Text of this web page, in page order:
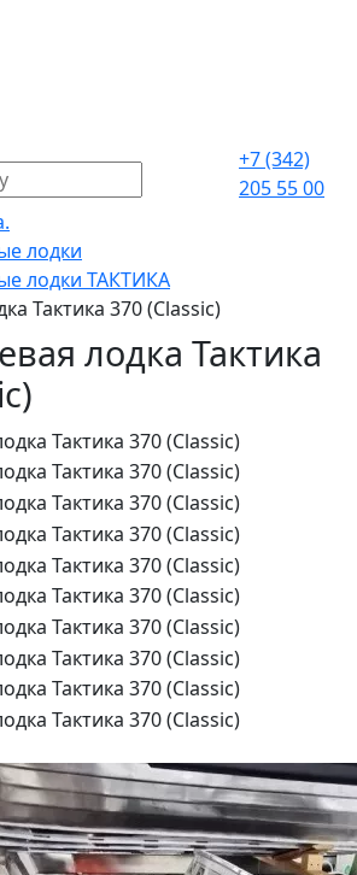
+7 (342)
205 55 00
лодки
лодки ТАКТИКА
Тактика 370 (Classic)
лодка Тактика